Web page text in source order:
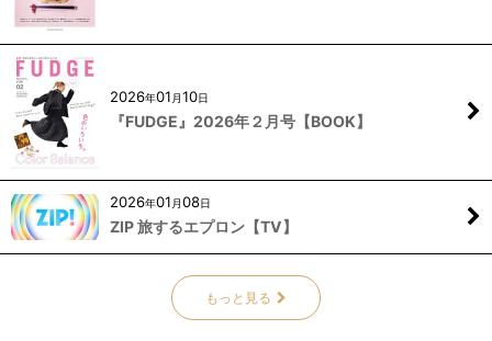
2026年01 月10日
『FUDGE』2026年２月号【BOOK】
2026年01 月08日
ZIP 旅するエプロン【TV】
もっと見る